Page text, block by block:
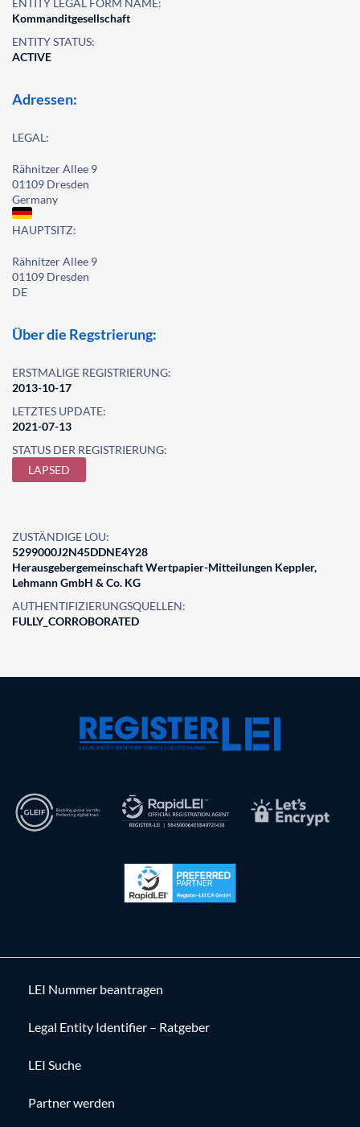
ENTITY LEGAL FORM NAME:
Kommanditgesellschaft
ENTITY STATUS:
ACTIVE
Adressen:
LEGAL:
Rähnitzer Allee 9
01109 Dresden
Germany
HAUPTSITZ:
Rähnitzer Allee 9
01109 Dresden
DE
Über die Regstrierung:
ERSTMALIGE REGISTRIERUNG:
2013-10-17
LETZTES UPDATE:
2021-07-13
STATUS DER REGISTRIERUNG:
LAPSED
ZUSTÄNDIGE LOU:
5299000J2N45DDNE4Y28
Herausgebergemeinschaft Wertpapier-Mitteilungen Keppler,
Lehmann GmbH & Co. KG
AUTHENTIFIZIERUNGSQUELLEN:
FULLY_CORROBORATED
LEI Nummer beantragen
Legal Entity Identifier – Ratgeber
LEI Suche
Partner werden